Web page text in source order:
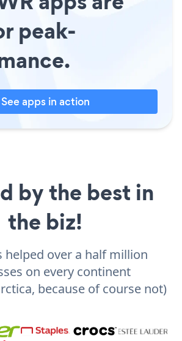
peak-
See apps in action
by the best in
the biz!
helped over a half million
on every continent
because of course not)